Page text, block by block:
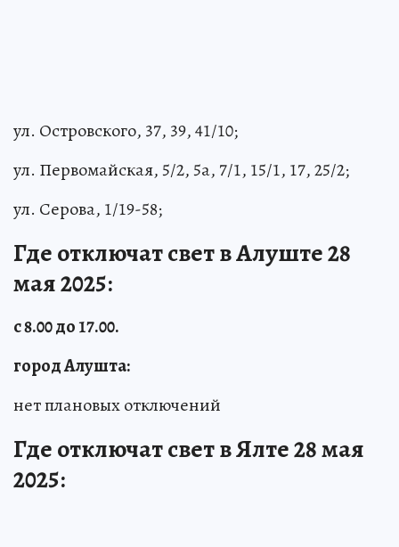
ул. Островского, 37, 39, 41/10;
ул. Первомайская, 5/2, 5а, 7/1, 15/1, 17, 25/2;
ул. Серова, 1/19-58;
Где отключат свет в Алуште 28
мая 2025:
с 8.00 до 17.00.
город Алушта:
нет плановых отключений
Где отключат свет в Ялте 28 мая
2025: